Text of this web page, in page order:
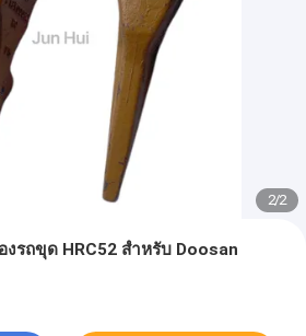
2/2
รถขุด HRC52 สำหรับ Doosan